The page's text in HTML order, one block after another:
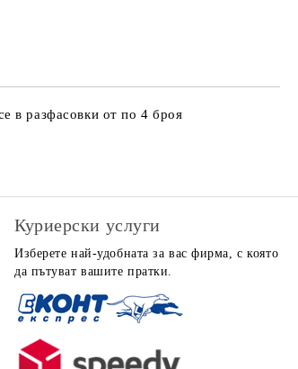
в разфасовки от по 4 броя
Куриерски услуги
Изберете най-удобната за вас фирма, с която
да пътуват вашите пратки.